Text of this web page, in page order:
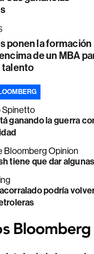
ponen la formación
de un MBA
Spinetto
ganando la guerra
Bloomberg Opinion
tiene que dar
podría